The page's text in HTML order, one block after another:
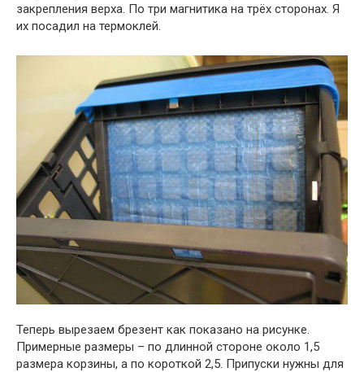
закрепления верха. По три магнитика на трёх сторонах. Я
их посадил на термоклей.
Теперь вырезаем брезент как показано на рисунке.
Примерные размеры – по длинной стороне около 1,5
размера корзины, а по короткой 2,5. Припуски нужны для